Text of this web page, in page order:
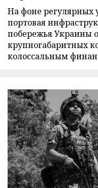
На фоне регулярных
портовая
побережья Украины
крупногабаритных
колоссальным